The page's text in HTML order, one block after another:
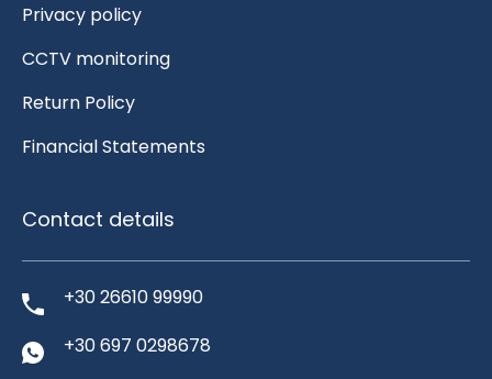
Privacy policy
CCTV monitoring
Return Policy
Financial Statements
Contact details
+30 26610 99990
+30 697 0298678